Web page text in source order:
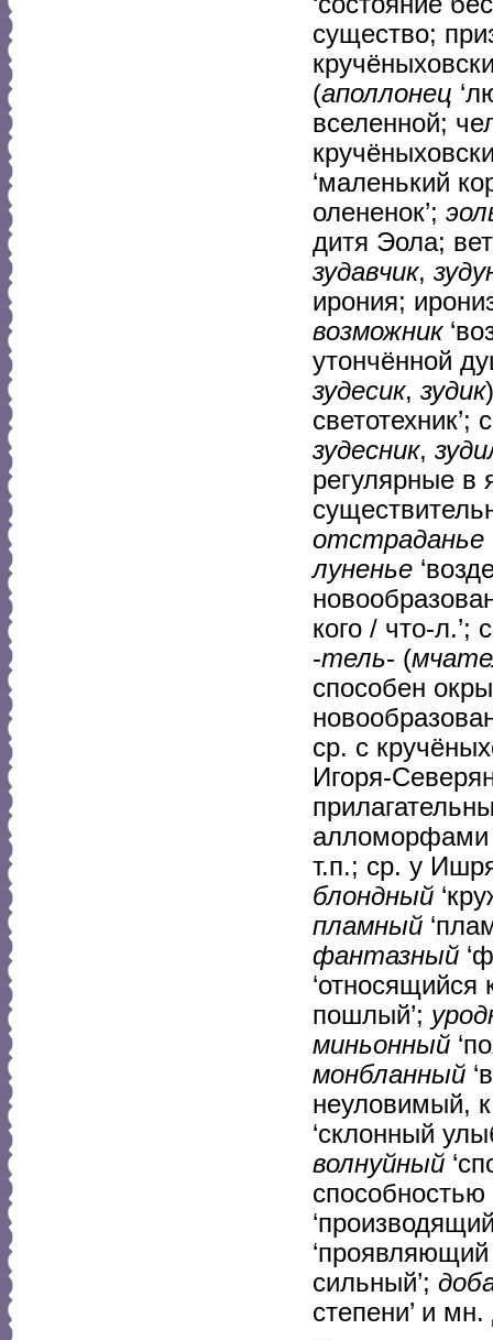
существо;
(аполлонец
вселенной;
‘маленький
олененок’;
дитя Эола;
зудавчик,
ирония;
возможник
утончённой
зудесик, зудик
зудесник,
регулярные в
отстраданье
луненье
кого / что-
-тель- (
способен
ср. с
Игоря-
т.п.; ср. у
блондный
пламный
фантазный
‘относящийся
пошлый’;
миньонный
монбланный
неуловимый,
‘склонный
волнуйный
способностью
сильный’;
степени’ и